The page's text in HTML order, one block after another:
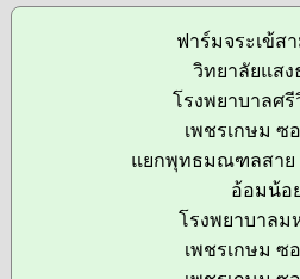
ฟาร์มจระเข้ส
วิทยาลัยแสง
โรงพยาบาลศรี
เพชรเกษม ซ
แยกพุทธมณฑลสาย
อ้อมน้อ
โรงพยาบาลม
เพชรเกษม ซ